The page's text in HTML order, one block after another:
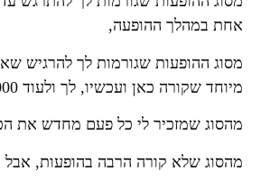
אחת במהלך ההופעה,
מסוג ההופעות שגורמות לך להרגיש
מיוחד שקורה כאן ועכשיו, לך ולעוד 20,000 איש שסביבך,
מהסוג שמזכיר לי כל פעם מחדש את
מהסוג שלא קורה הרבה בהופעות, אבל